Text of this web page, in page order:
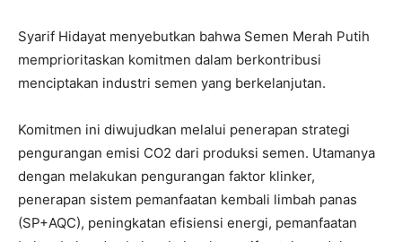
Syarif Hidayat menyebutkan bahwa Semen Merah Putih
memprioritaskan komitmen dalam berkontribusi
menciptakan industri semen yang berkelanjutan.
Komitmen ini diwujudkan melalui penerapan strategi
pengurangan emisi CO2 dari produksi semen. Utamanya
dengan melakukan pengurangan faktor klinker,
penerapan sistem pemanfaatan kembali limbah panas
(SP+AQC), peningkatan efisiensi energi, pemanfaatan